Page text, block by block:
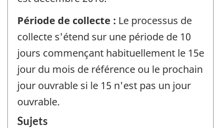
Période de collecte : Le processus de
collecte s'étend sur une période de 10
jours commençant habituellement le 15e
jour du mois de référence ou le prochain
jour ouvrable si le 15 n'est pas un jour
ouvrable.
Sujets